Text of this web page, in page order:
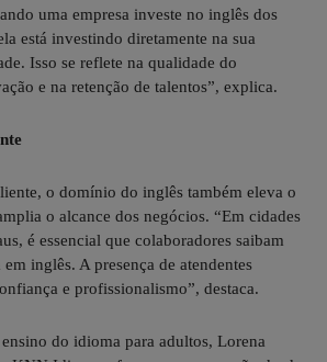
uma empresa investe no inglês dos
está investindo diretamente na sua
Isso se reflete na qualidade do
e na retenção de talentos”, explica.
o domínio do inglês também eleva o
o alcance dos negócios. “Em cidades
é essencial que colaboradores saibam
inglês. A presença de atendentes
e profissionalismo”, destaca.
do idioma para adultos, Lorena